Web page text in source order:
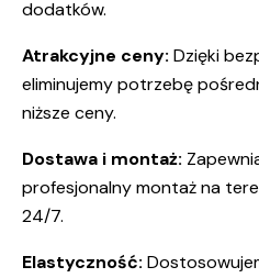
dodatków.
Atrakcyjne ceny: Dzięki
eliminujemy potrzebę
niższe ceny.
Dostawa i montaż:
profesjonalny montaż na
24/7.
Elastyczność: